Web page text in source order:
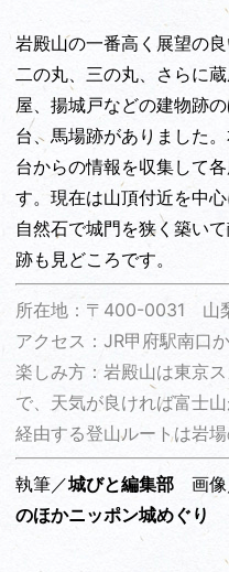
岩殿山の一番高く展望の
二の丸、三の丸、さらに
屋、揚城戸などの建物跡
台、馬場跡がありました
台からの情報を収集して
す。現在は山頂付近を中
自然石で城門を狭く築い
跡も見どころです。
所在地：〒400-0031 山
アクセス：JR甲府駅南口
楽しみ方：岩殿山は東京
で、天気が良ければ富士
経由する登山ルートは岩場
執筆／城びと編集部 画
のほかニッポン城めぐり